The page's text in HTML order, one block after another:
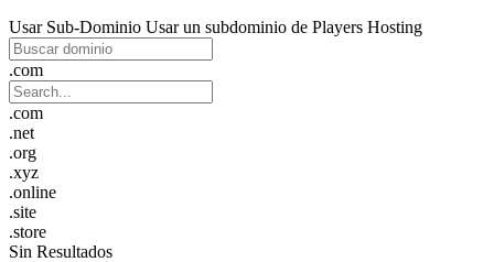
Usar Sub-Dominio Usar un subdominio de Players Hosting
.com
.com
.net
.org
.xyz
.online
.site
.store
Sin Resultados